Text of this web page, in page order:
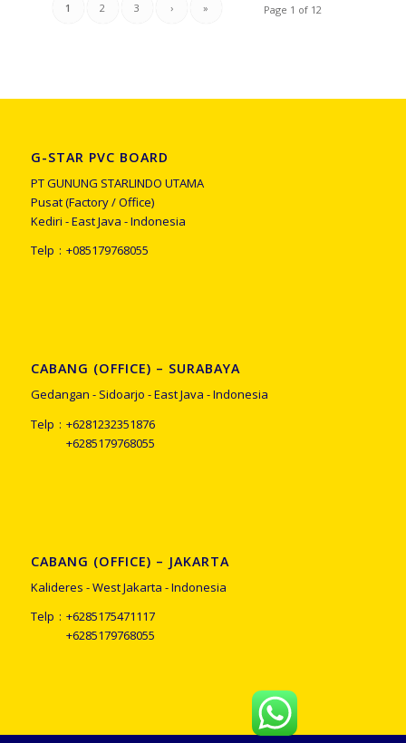
Page 1 of 12
1 2 3 › »
G-STAR PVC BOARD
PT GUNUNG STARLINDO UTAMA
Pusat (Factory / Office)
Kediri - East Java - Indonesia
Telp : +085179768055
CABANG (OFFICE) – SURABAYA
Gedangan - Sidoarjo - East Java - Indonesia
Telp : +6281232351876
+6285179768055
CABANG (OFFICE) – JAKARTA
Kalideres - West Jakarta - Indonesia
Telp : +6285175471117
+6285179768055